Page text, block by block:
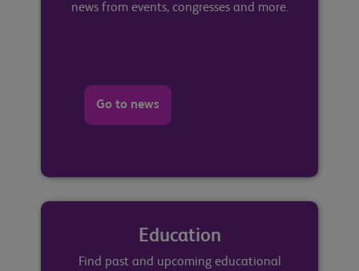
news from events, congresses and more.
Go to news
Education
Find past and upcoming educational